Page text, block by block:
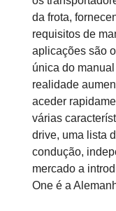
da frota,
requisitos de
aplicações são
única do
realidade
aceder
várias
drive, uma lista
condução,
mercado a
One é a